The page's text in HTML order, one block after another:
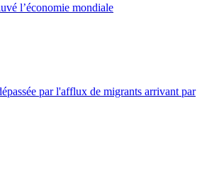
l’économie mondiale
par l'afflux de migrants arrivant par